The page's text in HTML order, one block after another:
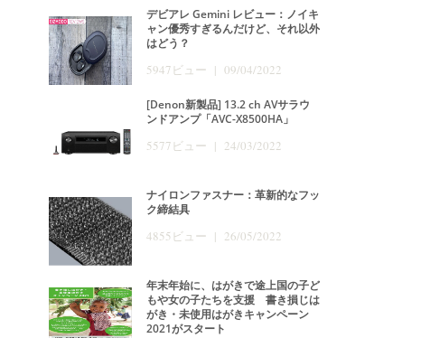
デビアレ Gemini レビュー：ノイキ
ャン優秀すぎるんだけど、それ以外
はどう？
5947ビュー | 09/04/2022
[Denon新製品] 13.2 ch AVサラウ
ンドアンプ「AVC-X8500HA」
5577ビュー | 24/03/2022
ナイロンファスナー：革新的なフッ
ク締結具
4855ビュー | 26/05/2022
年末年始に、はがきで途上国の子ど
もや女の子たちを支援 書き損じは
がき・未使用はがきキャンペーン
2021がスタート